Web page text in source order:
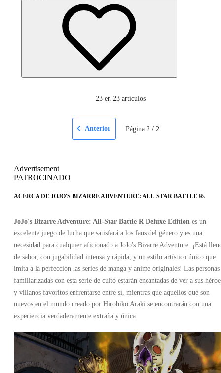
23 en 23 artículos
Anterior Página 2 / 2
Advertisement
PATROCINADO
ACERCA DE JOJO'S BIZARRE ADVENTURE: ALL-STAR BATTLE R
JoJo's Bizarre Adventure: All-Star Battle R Deluxe Edition es un
excelente juego de lucha que satisfará a los fans del género y es una
necesidad para cualquier aficionado a JoJo's Bizarre Adventure. ¡Está
de sabor, con jugabilidad intensa y rápida, y un estilo artístico único que
imita a la perfección las series de manga y anime originales! Las personas
familiarizadas con esta serie de culto estarán encantadas de ver a sus
y villanos favoritos enfrentarse entre sí, mientras que aquellos que son
nuevos en el mundo creado por Hirohiko Araki se encontrarán con una
experiencia verdaderamente extraña y única.